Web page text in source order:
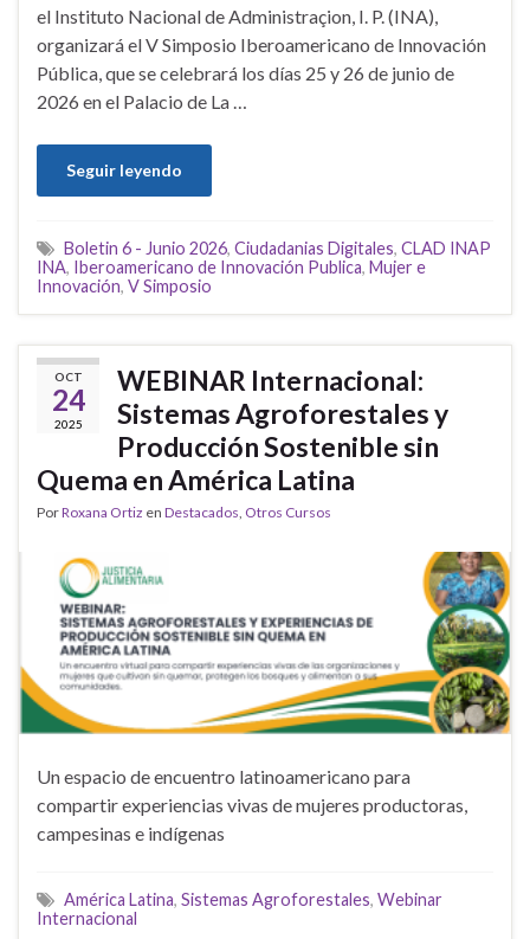
el Instituto Nacional de Administraçion, I. P. (INA),
organizará el V Simposio Iberoamericano de Innovación
Pública, que se celebrará los días 25 y 26 de junio de
2026 en el Palacio de La …
Seguir leyendo
Boletin 6 - Junio 2026, Ciudadanias Digitales, CLAD INAP
INA, Iberoamericano de Innovación Publica, Mujer e
Innovación, V Simposio
OCT
24
2025
WEBINAR Internacional:
Sistemas Agroforestales y
Producción Sostenible sin
Quema en América Latina
PorRoxana Ortiz en Destacados Otros Cursos
Un espacio de encuentro latinoamericano para
compartir experiencias vivas de mujeres productoras,
campesinas e indígenas
América Latina, Sistemas Agroforestales, Webinar
Internacional